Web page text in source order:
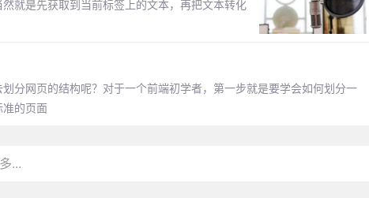
就是先获取到当前标签上的文本，再把文本转化
分网页的结构呢？对于一个前端初学者，第一步就是要学会如何划分一
准的页面
...